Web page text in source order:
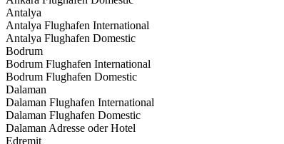
Antalya
Antalya Flughafen International
Antalya Flughafen Domestic
Bodrum
Bodrum Flughafen International
Bodrum Flughafen Domestic
Dalaman
Dalaman Flughafen International
Dalaman Flughafen Domestic
Dalaman Adresse oder Hotel
Edremit